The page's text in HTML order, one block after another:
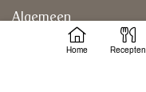
Algemeen
Home Recepten